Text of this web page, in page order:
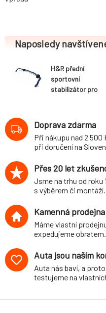
Naposledy
H&R přední
sportovní
stabilizátor pro
Roadster, RS
Roadster, 2WD,
4WD, r.v. 2014-,
průměr 26 mm
Doprava zdarma
Při nákupu nad 2 500
při doručení na
Přes 20 let
Jsme na trhu od roku
s výběrem či montáží.
Kamenná prodejna
Máme vlastní
expedujeme obratem.
Auta jsou naším
Auta nás baví, a
testujeme na